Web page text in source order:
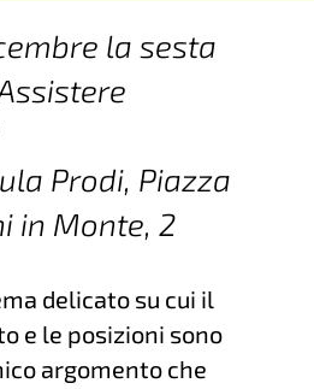
la sesta
Prodi, Piazza
in Monte, 2
delicato su cui il
e le posizioni sono
argomento che